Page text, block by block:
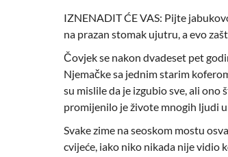
IZNENADIT ĆE VAS: Pijte
na prazan stomak ujutru, a evo
Čovjek se nakon dvadeset pet
Njemačke sa jednim starim
su mislile da je izgubio sve, ali ono
promijenilo je živote mnogih ljudi u
Svake zime na seoskom mostu
cvijeće, iako niko nikada nije vidio